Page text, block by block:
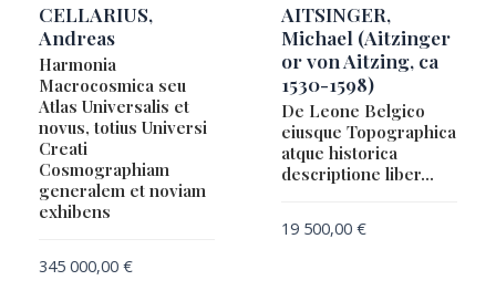
CELLARIUS,
Andreas
Harmonia
Macrocosmica seu
Atlas Universalis et
novus, totius Universi
Creati
Cosmographiam
generalem et noviam
exhibens
345 000,00 €
AITSINGER,
Michael (Aitzinger
or von Aitzing, ca
1530-1598)
De Leone Belgico
eiusque Topographica
atque historica
descriptione liber…
19 500,00 €